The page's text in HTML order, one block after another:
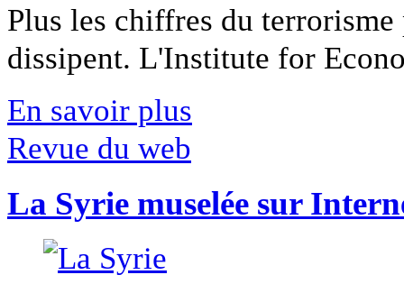
Plus les chiffres du
dissipent. L'Institute for
En savoir plus
Revue du web
La Syrie muselée sur